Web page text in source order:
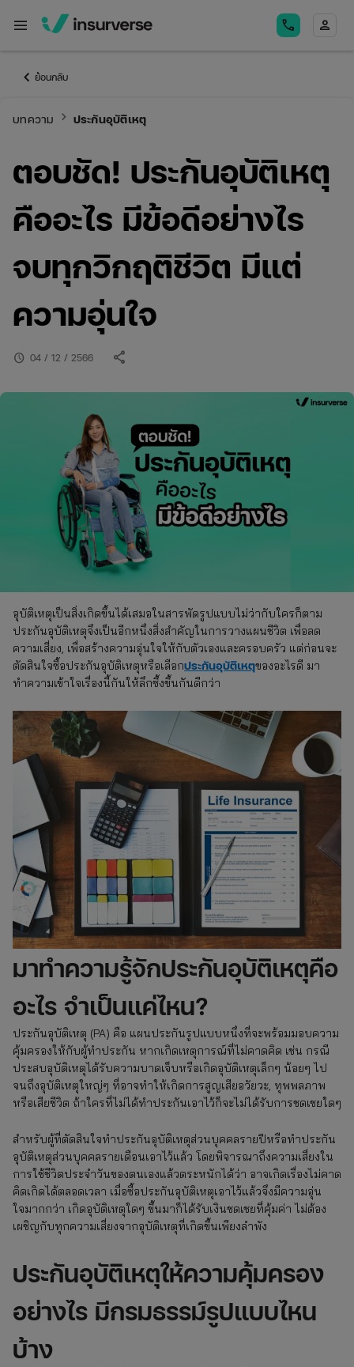
menu call person
keyboard_arrow_left ย้อนกลับ
บทความ keyboard_arrow_right ประกันอุบัติเหตุ
ตอบชัด! ประกันอุบัติเหตุ
คืออะไร มีข้อดีอย่างไร
จบทุกวิกฤติชีวิต มีแต่
ความอุ่นใจ
schedule 04 / 12 / 2566 share
อุบัติเหตุเป็นสิ่งเกิดขึ้นได้เสมอในสารพัดรูปแบบไม่ว่ากับใครก็ตาม
ประกันอุบัติเหตุจึงเป็นอีกหนึ่งสิ่งสำคัญในการวางแผนชีวิต เพื่อลด
ความเสี่ยง, เพื่อสร้างความอุ่นใจให้กับตัวเองและครอบครัว แต่ก่อนจะ
ตัดสินใจซื้อประกันอุบัติเหตุหรือเลือกประกันอุบัติเหตุของอะไรดี มา
ทำความเข้าใจเรื่องนี้กันให้ลึกซึ้งขึ้นกันดีกว่า
มาทำความรู้จักประกันอุบัติเหตุคือ
อะไร จำเป็นแค่ไหน?
ประกันอุบัติเหตุ (PA) คือ แผนประกันรูปแบบหนึ่งที่จะพร้อมมอบความ
คุ้มครองให้กับผู้ทำประกัน หากเกิดเหตุการณ์ที่ไม่คาดคิด เช่น กรณี
ประสบอุบัติเหตุได้รับความบาดเจ็บหรือเกิดอุบัติเหตุเล็กๆ น้อยๆ ไป
จนถึงอุบัติเหตุใหญ่ๆ ที่อาจทำให้เกิดการสูญเสียอวัยวะ, ทุพพลภาพ
หรือเสียชีวิต ถ้าใครที่ไม่ได้ทำประกันเอาไว้ก็จะไม่ได้รับการชดเชยใดๆ
สำหรับผู้ที่ตัดสินใจทำประกันอุบัติเหตุส่วนบุคคลรายปีหรือทำประกัน
อุบัติเหตุส่วนบุคคลรายเดือนเอาไว้แล้ว โดยพิจารณาถึงความเสี่ยงใน
การใช้ชีวิตประจำวันของตนเองแล้วตระหนักได้ว่า อาจเกิดเรื่องไม่คาด
คิดเกิดได้ตลอดเวลา เมื่อซื้อประกันอุบัติเหตุเอาไว้แล้วจึงมีความอุ่น
ใจมากกว่า เกิดอุบัติเหตุใดๆ ขึ้นมาก็ได้รับเงินชดเชยที่คุ้มค่า ไม่ต้อง
เผชิญกับทุกความเสี่ยงจากอุบัติเหตุที่เกิดขึ้นเพียงลำพัง
ประกันอุบัติเหตุให้ความคุ้มครอง
อย่างไร มีกรมธรรม์รูปแบบไหน
บ้าง